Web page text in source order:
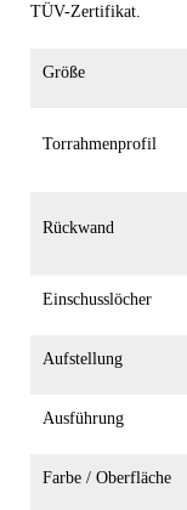
TÜV-Zertifikat.
Größe
Torrahmenprofil
Rückwand
Einschusslöcher
Aufstellung
Ausführung
Farbe / Oberfläche